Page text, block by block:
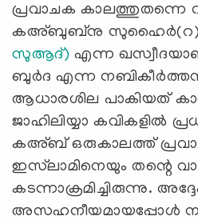
പ്രവാചക കാലത്തുതന്നെ
കഅ്ബുബ്‌നു
സുആദ്) എന്ന
ബുര്‍ദ എന്ന നബികീര്‍ത്തന
ആധാരശില പാകിയത്
ജാഹിലിയ്യാ കവികളില്‍
കഅ്ബ് ഒരുകാലത്ത്
ഇസ്‌ലാമിനെയും തന്റെ
കടന്നാക്രമിച്ചിരുന്നു.
അസഹനീയമായപ്പോള്‍